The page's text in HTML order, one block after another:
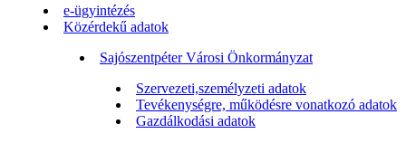
e-ügyintézés
Közérdekű adatok
Sajószentpéter Városi Önkormányzat
Szervezeti,személyzeti adatok
Tevékenységre, működésre vonatkozó adatok
Gazdálkodási adatok